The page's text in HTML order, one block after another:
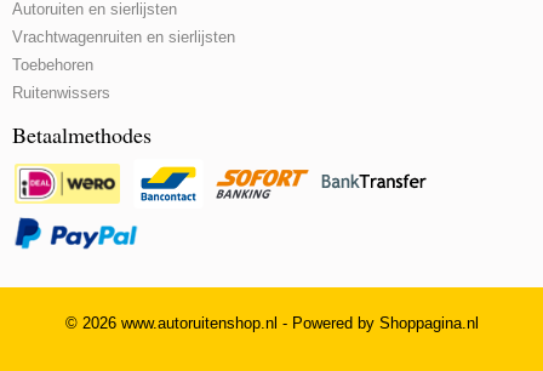
Autoruiten en sierlijsten
Vrachtwagenruiten en sierlijsten
Toebehoren
Ruitenwissers
Betaalmethodes
© 2026 www.autoruitenshop.nl - Powered by Shoppagina.nl